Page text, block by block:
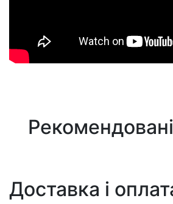
Доставка і